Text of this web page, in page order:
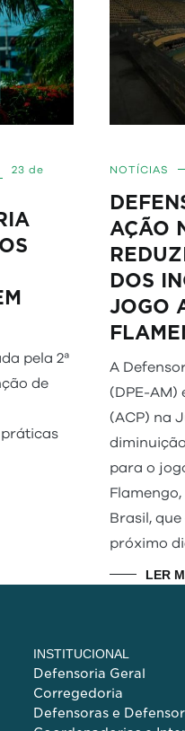
23 de
pela 2ª
de
práticas
NOTÍCIAS
AÇÃO
DOS
JOGO
A
(DPE-AM)
(ACP) na
para o
Brasil,
próximo
LER
INSTITUCIONAL
Defensoria Geral
Corregedoria
Defensoras e